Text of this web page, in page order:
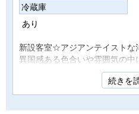
冷蔵庫
あり
新設客室☆アジアンテイストな
異国感ある色合いや雰囲気の
な客室☆旅にちょっとアクセン
お部屋となっております♪
*客室は海側ではございません
続きを